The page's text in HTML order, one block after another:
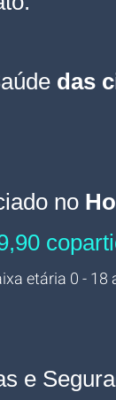
das
no
etária 0 -
e